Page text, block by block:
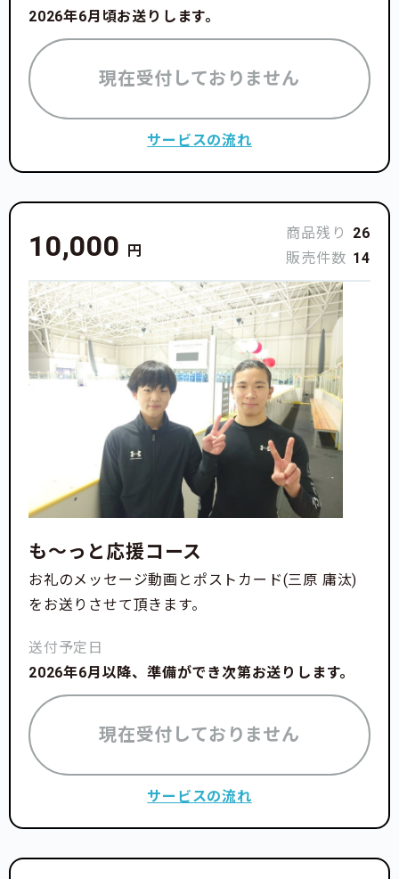
張って練習してくれている選手たちにどうすればもっ
と練習させてあげることができるだろうか、負担を減
らせるだろうかと考えた結果、週末だけでも練習をた
くさんできるように再び新潟県でアパートを借りるこ
とにしました。
シーズンは3月までその状況を維持しなければなら
ず、そしてまた来シーズンの夏合宿が始まるため更に
出費がかさんでしまいます。
2024年の能登半島地震の際は、練習中に地震アラー
トが鳴るなか、恐怖でみんなで中央に集まり縮こまっ
て耐えたこともありました。能登の人たちに勇気や元
気が出るよう祈りながら、自分たちに何ができるのか
をみんなで考え、今自分ができることを一生懸命努力
することにしました。
フィギュアスケートで少しでも多く活躍し、勇気や元
気を出してもらえるように頑張っていくこと、またい
2026年6月頃お送りします。
現在受付しておりません
サービスの流れ
10,000 円
商品残り
26
販売件数 14
も〜っと応援コース
お礼のメッセージ動画とポストカード(三原 庸汰)
をお送りさせて頂きます。
送付予定日
2026年6月以降、準備ができ次第お送りします。
現在受付しておりません
サービスの流れ